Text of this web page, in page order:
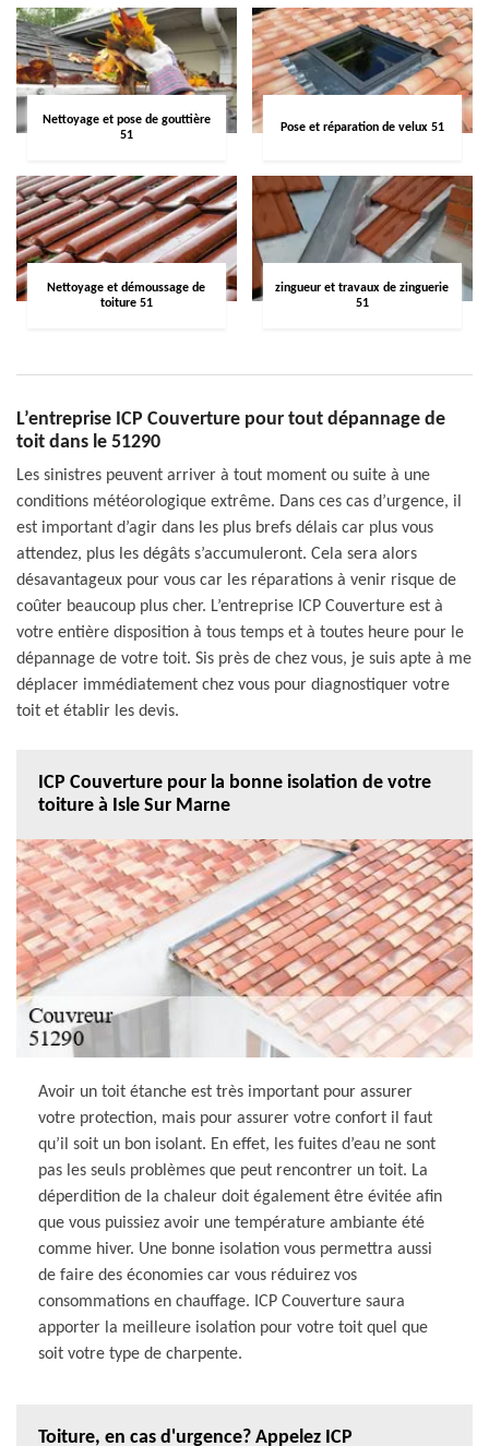
Nettoyage et pose de gouttière
51
Pose et réparation de velux 51
Nettoyage et démoussage de
toiture 51
zingueur et travaux de zinguerie
51
L’entreprise ICP Couverture pour tout dépannage de
toit dans le 51290
Les sinistres peuvent arriver à tout moment ou suite à une
conditions météorologique extrême. Dans ces cas d’urgence, il
est important d’agir dans les plus brefs délais car plus vous
attendez, plus les dégâts s’accumuleront. Cela sera alors
désavantageux pour vous car les réparations à venir risque de
coûter beaucoup plus cher. L’entreprise ICP Couverture est à
votre entière disposition à tous temps et à toutes heure pour le
dépannage de votre toit. Sis près de chez vous, je suis apte à me
déplacer immédiatement chez vous pour diagnostiquer votre
toit et établir les devis.
ICP Couverture pour la bonne isolation de votre
toiture à Isle Sur Marne
Avoir un toit étanche est très important pour assurer
votre protection, mais pour assurer votre confort il faut
qu’il soit un bon isolant. En effet, les fuites d’eau ne sont
pas les seuls problèmes que peut rencontrer un toit. La
déperdition de la chaleur doit également être évitée afin
que vous puissiez avoir une température ambiante été
comme hiver. Une bonne isolation vous permettra aussi
de faire des économies car vous réduirez vos
consommations en chauffage. ICP Couverture saura
apporter la meilleure isolation pour votre toit quel que
soit votre type de charpente.
Toiture, en cas d'urgence? Appelez ICP